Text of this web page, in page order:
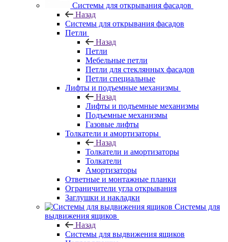
Системы для открывания фасадов
Назад
Системы для открывания фасадов
Петли
Назад
Петли
Мебельные петли
Петли для стеклянных фасадов
Петли специальные
Лифты и подъемные механизмы
Назад
Лифты и подъемные механизмы
Подъемные механизмы
Газовые лифты
Толкатели и амортизаторы
Назад
Толкатели и амортизаторы
Толкатели
Амортизаторы
Ответные и монтажные планки
Ограничители угла открывания
Заглушки и накладки
Системы для
выдвижения ящиков
Назад
Системы для выдвижения ящиков